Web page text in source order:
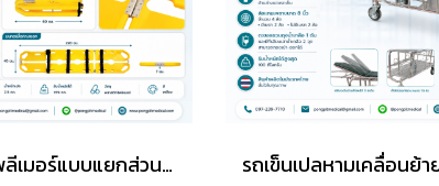
เปลตักโพลีเมอร์แบบแยกส่วนได้ สีเหลือง แบบแยกชิ้นส่วนได้